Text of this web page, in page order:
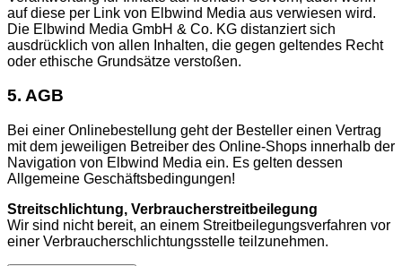
auf diese per Link von Elbwind Media aus verwiesen wird.
Die Elbwind Media GmbH & Co. KG distanziert sich
ausdrücklich von allen Inhalten, die gegen geltendes Recht
oder ethische Grundsätze verstoßen.
5. AGB
Bei einer Onlinebestellung geht der Besteller einen Vertrag
mit dem jeweiligen Betreiber des Online-Shops innerhalb der
Navigation von Elbwind Media ein. Es gelten dessen
Allgemeine Geschäftsbedingungen!
Streitschlichtung, Verbraucherstreitbeilegung
Wir sind nicht bereit, an einem Streitbeilegungsverfahren vor
einer Verbraucherschlichtungsstelle teilzunehmen.